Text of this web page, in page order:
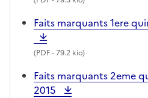
Faits marquants 1ere
(PDF- 79.2 kio)
Faits marquants 2eme
2015